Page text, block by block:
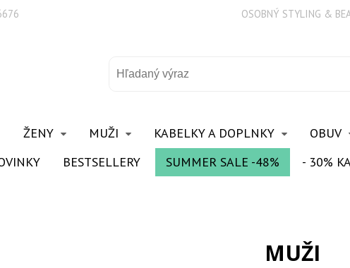
OSOBNÝ STYLING &
ŽENY MUŽI KABELKY A DOPLNKY OBUV
BESTSELLERY SUMMER SALE -48% - 30%
MUŽI